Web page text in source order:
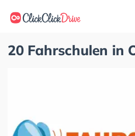
20 Fahrschulen in